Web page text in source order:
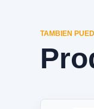
TAMBIEN